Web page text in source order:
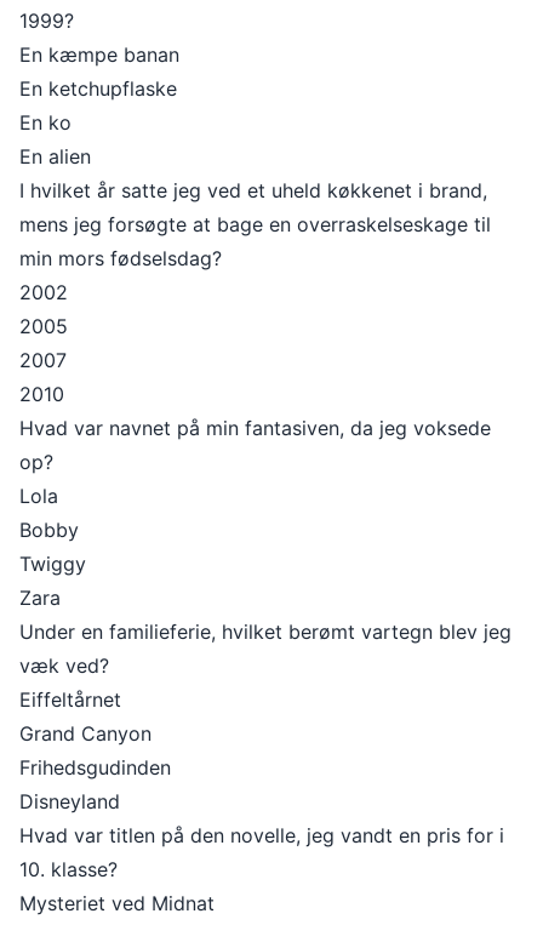
1999?
En kæmpe banan
En ketchupflaske
En ko
En alien
I hvilket år satte jeg ved et uheld køkkenet i brand,
mens jeg forsøgte at bage en overraskelseskage til
min mors fødselsdag?
2002
2005
2007
2010
Hvad var navnet på min fantasiven, da jeg voksede
op?
Lola
Bobby
Twiggy
Zara
Under en familieferie, hvilket berømt vartegn blev jeg
væk ved?
Eiffeltårnet
Grand Canyon
Frihedsgudinden
Disneyland
Hvad var titlen på den novelle, jeg vandt en pris for i
10. klasse?
Mysteriet ved Midnat